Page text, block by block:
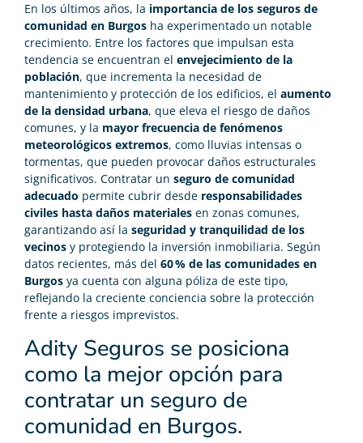
En los últimos años, la importancia de los seguros de
comunidad en Burgos ha experimentado un notable
crecimiento. Entre los factores que impulsan esta
tendencia se encuentran el envejecimiento de la
población, que incrementa la necesidad de
mantenimiento y protección de los edificios, el aumento
de la densidad urbana, que eleva el riesgo de daños
comunes, y la mayor frecuencia de fenómenos
meteorológicos extremos, como lluvias intensas o
tormentas, que pueden provocar daños estructurales
significativos. Contratar un seguro de comunidad
adecuado permite cubrir desde responsabilidades
civiles hasta daños materiales en zonas comunes,
garantizando así la seguridad y tranquilidad de los
vecinos y protegiendo la inversión inmobiliaria. Según
datos recientes, más del 60 % de las comunidades en
Burgos ya cuenta con alguna póliza de este tipo,
reflejando la creciente conciencia sobre la protección
frente a riesgos imprevistos.
Adity Seguros se posiciona
como la mejor opción para
contratar un seguro de
comunidad en Burgos.